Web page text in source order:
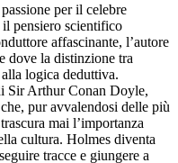
per il celebre
pensiero scientifico
affascinante, l’autore
dove la distinzione tra
logica deduttiva.
Sir Arthur Conan Doyle,
pur avvalendosi delle più
mai l’importanza
cultura. Holmes diventa
tracce e giungere a